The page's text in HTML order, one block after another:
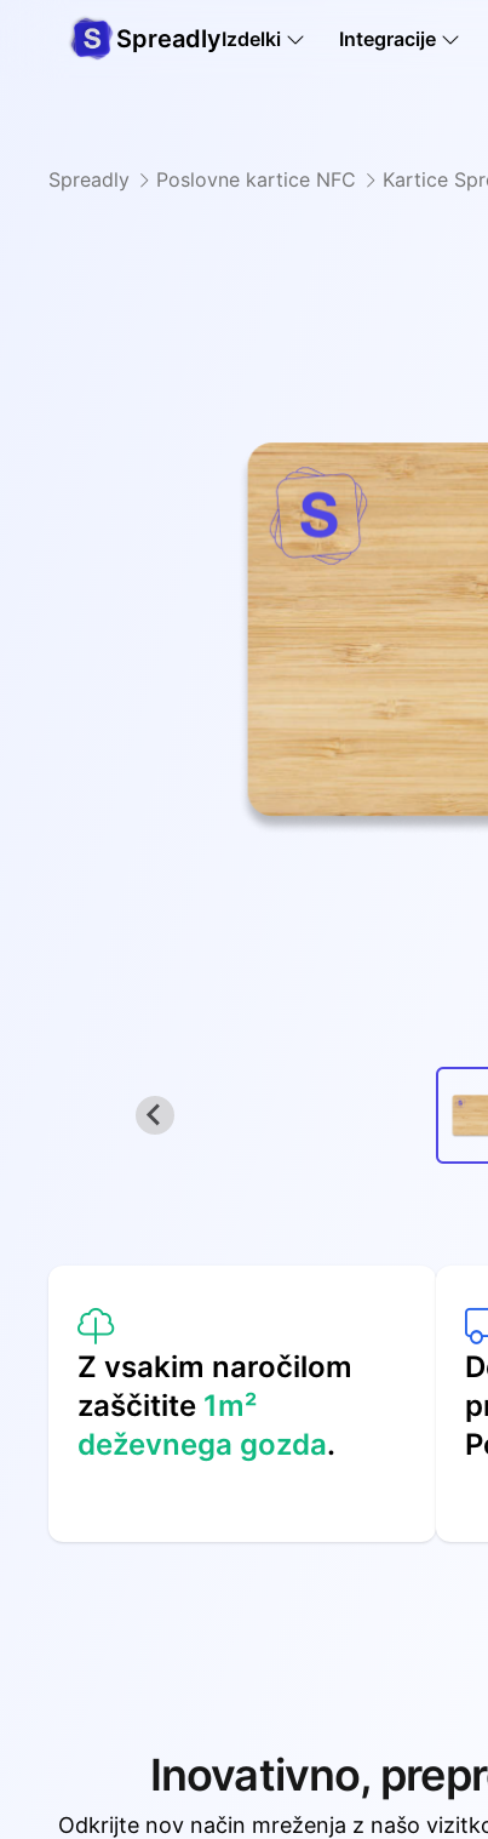
SpreadlyIzdelki Integracije
Spreadly Poslovne kartice NFC Kartice
Z vsakim naročilom
zaščitite 1m²
deževnega gozda.
Inovativno,
Odkrijte nov način mreženja z našo